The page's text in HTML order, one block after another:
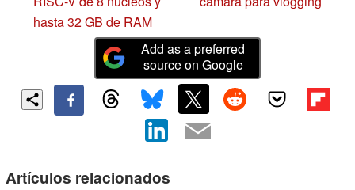
hasta 32 GB de RAM
Add as a preferred
source on Google
Artículos relacionados